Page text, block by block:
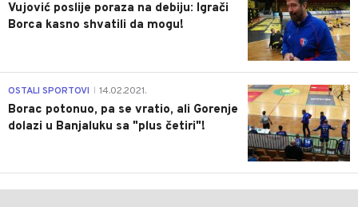
Vujović poslije poraza na debiju: Igrači
Borca kasno shvatili da mogu!
3
OSTALI SPORTOVI 14.02.2021.
Borac potonuo, pa se vratio, ali Gorenje
dolazi u Banjaluku sa "plus četiri"!